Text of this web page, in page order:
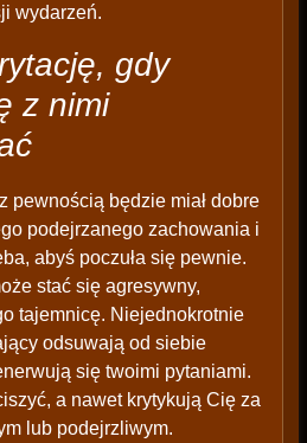
wydarzeń.
gdy
z nimi
pewnością będzie miał dobre
podejrzanego zachowania i
abyś poczuła się pewnie.
stać się agresywny,
tajemnicę. Niejednokrotnie
odsuwają od siebie
się twoimi pytaniami.
a nawet krytykują Cię za
lub podejrzliwym.